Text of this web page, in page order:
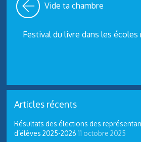
Vide ta chambre
Festival du livre dans les écoles
Articles récents
Résultats des élections des
d’élèves 2025-2026 11 octobre 2025